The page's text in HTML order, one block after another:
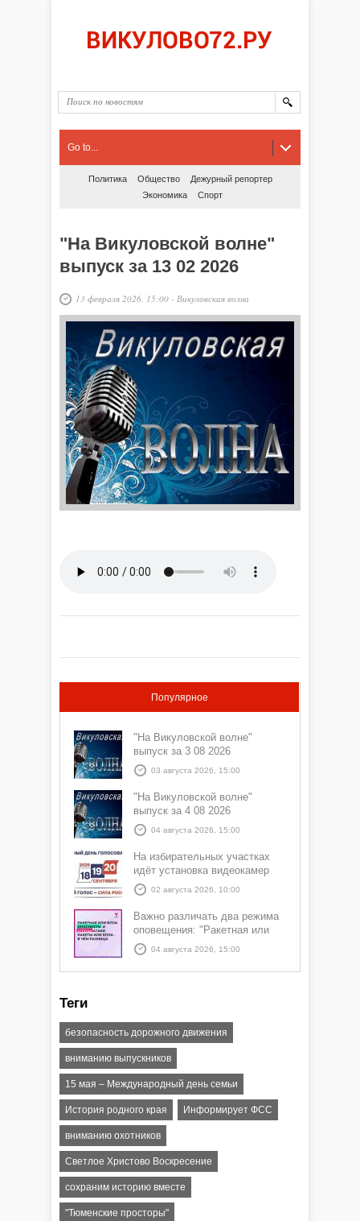
Go to...
Политика Общество
Дежурный репортер
Экономика
Спорт
"На Викуловской волне"
выпуск за 13 02 2026
13 февраля 2026, 15:00 - Викуловская волна
Популярное
"На Викуловской волне"
выпуск за 3 08 2026
03 августа 2026, 15:00
"На Викуловской волне"
выпуск за 4 08 2026
04 августа 2026, 15:00
На избирательных участках
идёт установка видеокамер
02 августа 2026, 10:00
Важно различать два режима
оповещения: "Ракетная или
БПЛА опасность" и "Угроза
атаки ракеты или БПЛА"
04 августа 2026, 15:00
Теги
безопасность дорожного движения
вниманию выпускников
15 мая – Международный день семьи
История родного края Информирует ФСС
вниманию охотников
Светлое Христово Воскресение
сохраним историю вместе
"Тюменские просторы"